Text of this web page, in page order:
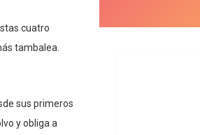
cuatro
tambalea.
sus primeros
y obliga a